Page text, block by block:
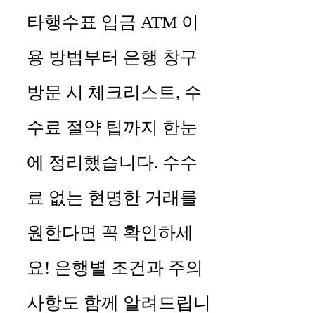
타행수표 입금 ATM 이
용 방법부터 은행 창구
방문 시 체크리스트, 수
수료 절약 팁까지 한눈
에 정리했습니다. 수수
료 없는 현명한 거래를
원한다면 꼭 확인하세
요! 은행별 조건과 주의
사항도 함께 알려드립니